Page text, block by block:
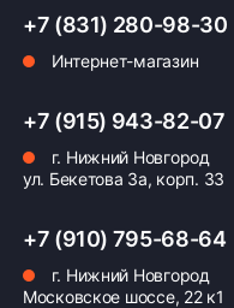
Оплата заказа
Возможна картой,
формирование
+7 (831) 280-98-30
Интернет-магазин
+7 (915) 943-82-07
г. Нижний Новгород
ул. Бекетова 3а, корп. 33
+7 (910) 795-68-64
г. Нижний Новгород
Московское шоссе, 22 к1